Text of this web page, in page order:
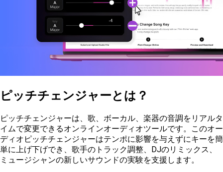
ピッチチェンジャーとは？
ピッチチェンジャーは、歌、ボーカル、楽器の音調をリアルタ
イムで変更できるオンラインオーディオツールです。このオー
ディオピッチチェンジャーはテンポに影響を与えずにキーを簡
単に上げ下げでき、歌手のトラック調整、DJのリミックス、
ミュージシャンの新しいサウンドの実験を支援します。